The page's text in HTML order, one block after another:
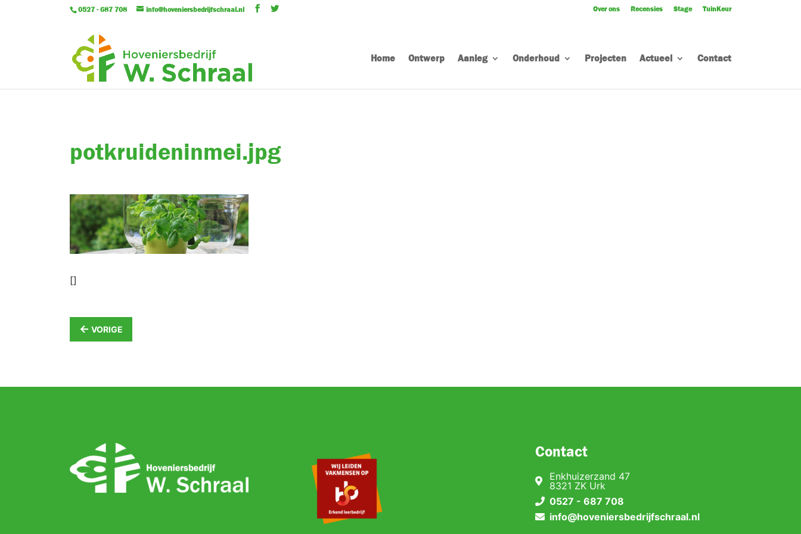
0527 - 687 708 info@hoveniersbedrijfschraal.nl Over ons Recensies Stage TuinKeur
Home Ontwerp Aanleg Onderhoud Projecten Actueel Contact
potkruideninmei.jpg
[]
← VORIGE
Contact
Enkhuizerzand 47
8321 ZK Urk
0527 - 687 708
info@hoveniersbedrijfschraal.nl